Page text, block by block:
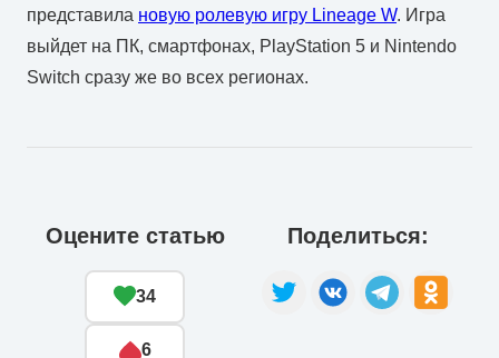
представила новую ролевую игру Lineage W. Игра
выйдет на ПК, смартфонах, PlayStation 5 и Nintendo
Switch сразу же во всех регионах.
Оцените статью
34
6
Поделиться: